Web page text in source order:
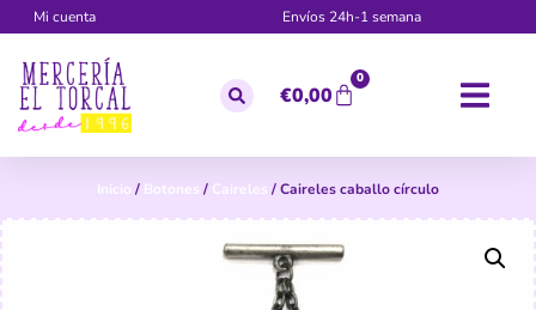
Mi cuenta Envíos 24h-1 semana
€0,00
0
Inicio / Botones / Caireles / Caireles caballo círculo